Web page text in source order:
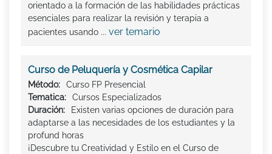
orientado a la formación de las habilidades prácticas
esenciales para realizar la revisión y terapia a
pacientes usando ... ver temario
Curso de Peluquería y Cosmética Capilar
Método:
Curso FP Presencial
Tematica:
Cursos Especializados
Duración:
Existen varias opciones de duración para
adaptarse a las necesidades de los estudiantes y la
profund horas
¡Descubre tu Creatividad y Estilo en el Curso de